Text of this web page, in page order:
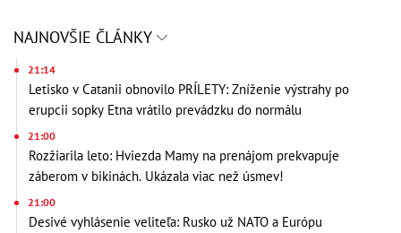
NAJNOVŠIE ČLÁNKY
21:14
Letisko v Catanii obnovilo PRÍLETY: Zníženie výstrahy po
erupcii sopky Etna vrátilo prevádzku do normálu
21:00
Rozžiarila leto: Hviezda Mamy na prenájom prekvapuje
záberom v bikinách. Ukázala viac než úsmev!
21:00
Desivé vyhlásenie veliteľa: Rusko už NATO a Európu